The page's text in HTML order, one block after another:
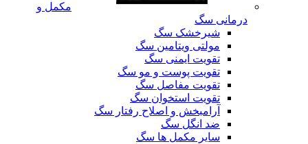
مکمل و
درمانی سگ
شیرخشک سگ
مولتی ویتامین سگ
تقویت ایمنی سگ
تقویت پوست و مو سگ
تقویت مفاصل سگ
تقویت استخوان سگ
آرامبخش و اصلاح رفتار سگ
ضد انگل سگ
سایر مکمل ها سگ